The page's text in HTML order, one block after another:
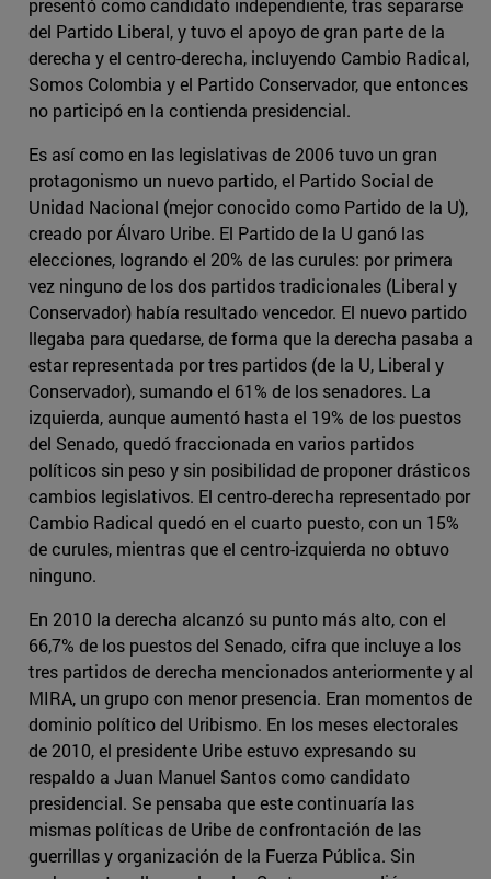
presentó como candidato independiente, tras separarse
del Partido Liberal, y tuvo el apoyo de gran parte de la
derecha y el centro-derecha, incluyendo Cambio Radical,
Somos Colombia y el Partido Conservador, que entonces
no participó en la contienda presidencial.
Es así como en las legislativas de 2006 tuvo un gran
protagonismo un nuevo partido, el Partido Social de
Unidad Nacional (mejor conocido como Partido de la U),
creado por Álvaro Uribe. El Partido de la U ganó las
elecciones, logrando el 20% de las curules: por primera
vez ninguno de los dos partidos tradicionales (Liberal y
Conservador) había resultado vencedor. El nuevo partido
llegaba para quedarse, de forma que la derecha pasaba a
estar representada por tres partidos (de la U, Liberal y
Conservador), sumando el 61% de los senadores. La
izquierda, aunque aumentó hasta el 19% de los puestos
del Senado, quedó fraccionada en varios partidos
políticos sin peso y sin posibilidad de proponer drásticos
cambios legislativos. El centro-derecha representado por
Cambio Radical quedó en el cuarto puesto, con un 15%
de curules, mientras que el centro-izquierda no obtuvo
ninguno.
En 2010 la derecha alcanzó su punto más alto, con el
66,7% de los puestos del Senado, cifra que incluye a los
tres partidos de derecha mencionados anteriormente y al
MIRA, un grupo con menor presencia. Eran momentos de
dominio político del Uribismo. En los meses electorales
de 2010, el presidente Uribe estuvo expresando su
respaldo a Juan Manuel Santos como candidato
presidencial. Se pensaba que este continuaría las
mismas políticas de Uribe de confrontación de las
guerrillas y organización de la Fuerza Pública. Sin